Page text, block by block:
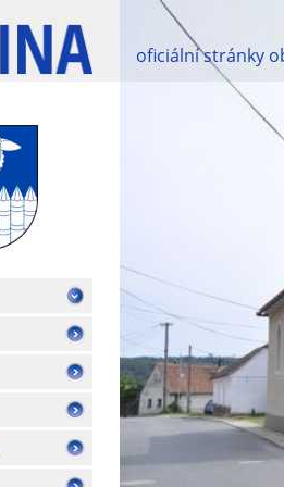
oficiální stránky